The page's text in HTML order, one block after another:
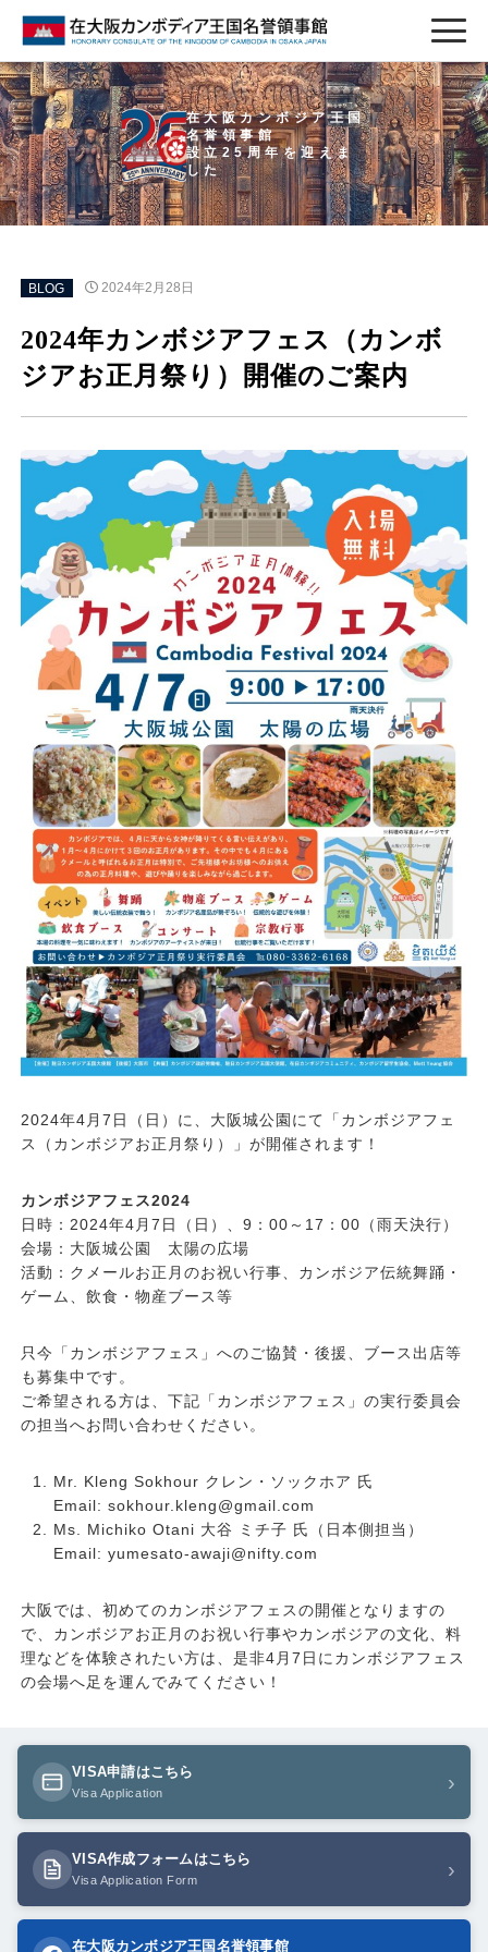
在大阪カンボジア王国
名誉領事館
設立25周年を迎えま
した
BLOG 2024年2月28日
2024年カンボジアフェス（カンボ
ジアお正月祭り）開催のご案内
2024年4月7日（日）に、大阪城公園にて「カンボジアフェ
ス（カンボジアお正月祭り）」が開催されます！
カンボジアフェス2024
日時：2024年4月7日（日）、9：00～17：00（雨天決行）
会場：大阪城公園 太陽の広場
活動：クメールお正月のお祝い行事、カンボジア伝統舞踊・
ゲーム、飲食・物産ブース等
只今「カンボジアフェス」へのご協賛・後援、ブース出店等
も募集中です。
ご希望される方は、下記「カンボジアフェス」の実行委員会
の担当へお問い合わせください。
Mr. Kleng Sokhour クレン・ソックホア 氏
Email: sokhour.kleng@gmail.com
Ms. Michiko Otani 大谷 ミチ子 氏（日本側担当）
Email: yumesato-awaji@nifty.com
大阪では、初めてのカンボジアフェスの開催となりますの
で、カンボジアお正月のお祝い行事やカンボジアの文化、料
理などを体験されたい方は、是非4月7日にカンボジアフェス
の会場へ足を運んでみてください！
VISA申請はこちら
Visa Application ›
VISA作成フォームはこちら
Visa Application Form ›
在大阪カンボジア王国名誉領事館